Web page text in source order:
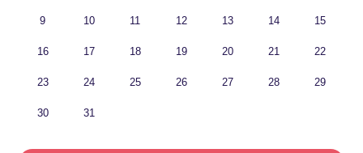
9 10 11 12 13 14 15
16 17 18 19 20 21 22
23 24 25 26 27 28 29
30 31